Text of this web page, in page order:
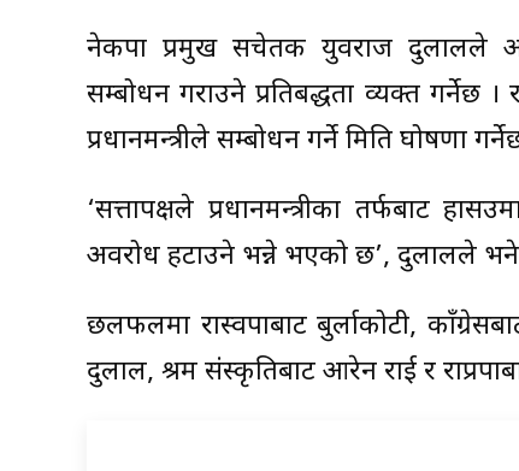
नेकपा प्रमुख सचेतक युवराज दुलालले आजै
सम्बोधन गराउने प्रतिबद्धता व्यक्त गर्नेछ
प्रधानमन्त्रीले सम्बोधन गर्ने मिति घोषणा
‘सत्तापक्षले प्रधानमन्त्रीका तर्फबाट
अवरोध हटाउने भन्ने भएको छ’, दुलालले भने
छलफलमा रास्वपाबाट बुर्लाकोटी,
दुलाल, श्रम संस्कृतिबाट आरेन राई र